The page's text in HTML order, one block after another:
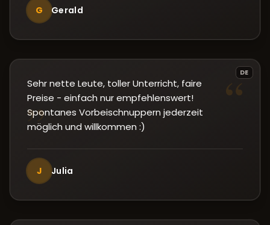
G Gerald
DE
“
”
Sehr nette Leute, toller Unterricht, faire
Preise - einfach nur empfehlenswert!
Spontanes Vorbeischnuppern jederzeit
möglich und willkommen :)
J Julia